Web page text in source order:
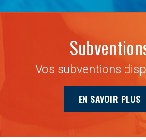
Vos subventions
EN SAVOIR PLUS